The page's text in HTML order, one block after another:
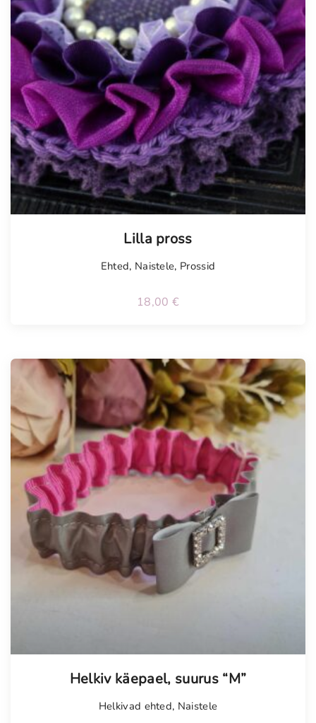
Lilla pross
Ehted, Naistele, Prossid
18,00 €
Helkiv käepael, suurus “M”
Helkivad ehted, Naistele